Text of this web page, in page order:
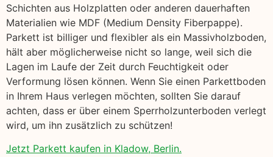
Schichten aus Holzplatten oder anderen dauerhaften
Materialien wie MDF (Medium Density Fiberpappe).
Parkett ist billiger und flexibler als ein Massivholzboden,
hält aber möglicherweise nicht so lange, weil sich die
Lagen im Laufe der Zeit durch Feuchtigkeit oder
Verformung lösen können. Wenn Sie einen Parkettboden
in Ihrem Haus verlegen möchten, sollten Sie darauf
achten, dass er über einem Sperrholzunterboden verlegt
wird, um ihn zusätzlich zu schützen!
Jetzt Parkett kaufen in Kladow, Berlin.